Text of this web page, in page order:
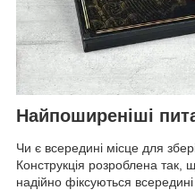
Найпоширеніші
Чи є всередині місце для
Конструкція розроблена так,
надійно фіксуються